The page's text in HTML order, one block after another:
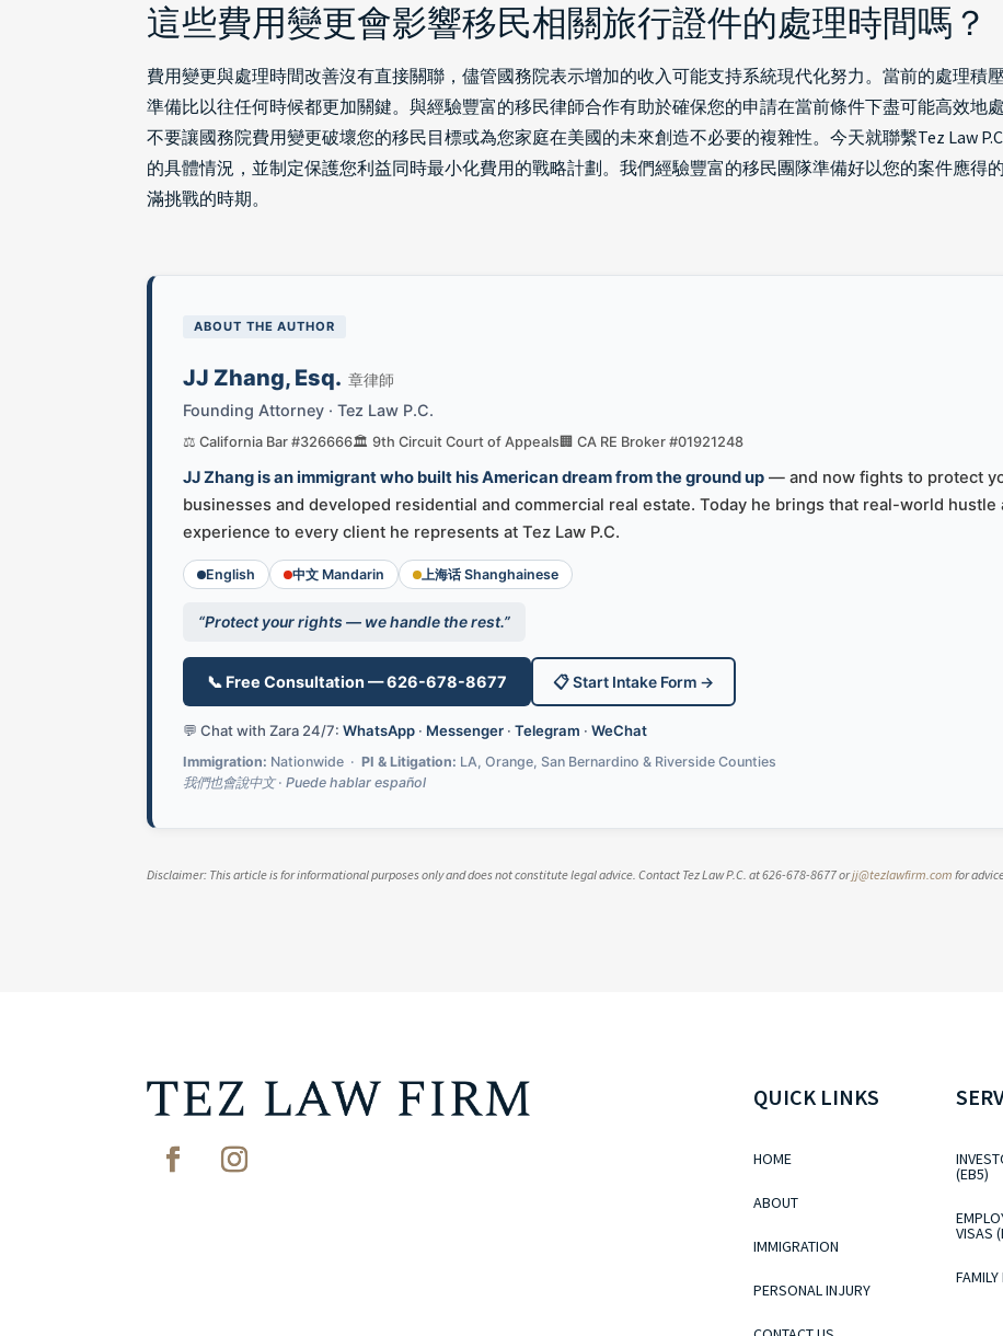
這些費用變更會影響移民相關旅行證件的處理時間嗎？
費用變更與處理時間改善沒有直接關聯，儘管國務院表示增加的收入可能支持系統現代化努力。當前的處理積
準備比以往任何時候都更加關鍵。與經驗豐富的移民律師合作有助於確保您的申請在當前條件下盡可能高效地處
不要讓國務院費用變更破壞您的移民目標或為您家庭在美國的未來創造不必要的複雜性。今天就聯繫Tez Law
的具體情況，並制定保護您利益同時最小化費用的戰略計劃。我們經驗豐富的移民團隊準備好以您的案件應得
滿挑戰的時期。
ABOUT THE AUTHOR
JJ Zhang, Esq. 章律師
Founding Attorney · Tez Law P.C.
⚖️ California Bar #326666🏛️ 9th Circuit Court of Appeals🏢 CA RE Broker #01921248
JJ Zhang is an immigrant who built his American dream from the ground up — and now fights to protect
businesses and developed residential and commercial real estate. Today he brings that real-world
experience to every client he represents at Tez Law P.C.
English 中文 Mandarin 上海话 Shanghainese
“Protect your rights — we handle the rest.”
📞 Free Consultation — 626-678-8677 📋 Start Intake Form →
💬 Chat with Zara 24/7:WhatsApp · Messenger ·Telegram ·WeChat
Immigration: Nationwide ·PI & Litigation: LA, Orange, San Bernardino & Riverside Counties
我們也會說中文 · Puede hablar español
Disclaimer: This article is for informational purposes only and does not constitute legal advice. Contact Tez Law P.C. at 626-678-8677 orjj@tezlawfirm.com for
QUICK LINKS
HOME
ABOUT
IMMIGRATION
PERSONAL INJURY
(EB5)
VISAS